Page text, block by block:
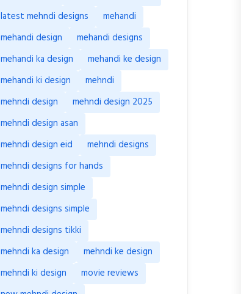
latest mehndi designs
mehandi
mehandi design
mehandi designs
mehandi ka design
mehandi ke design
mehandi ki design
mehndi
mehndi design
mehndi design 2025
mehndi design asan
mehndi design eid
mehndi designs
mehndi designs for hands
mehndi design simple
mehndi designs simple
mehndi designs tikki
mehndi ka design
mehndi ke design
mehndi ki design
movie reviews